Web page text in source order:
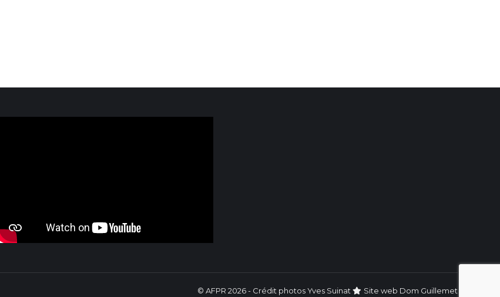
© AFPR 2026 - Crédit photos Yves Suinat Site web Dom Guillemet